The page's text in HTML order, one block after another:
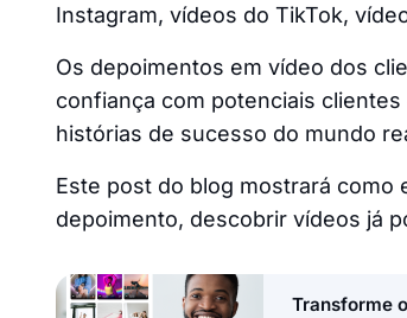
Instagram, vídeos do TikTok,
Os depoimentos em vídeo dos
confiança com potenciais
histórias de sucesso do mundo
Este post do blog mostrará como
depoimento, descobrir vídeos já
Transforme